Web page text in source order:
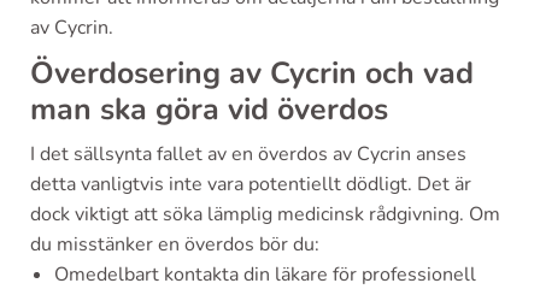
av Cycrin.
Överdosering av Cycrin och vad
man ska göra vid överdos
I det sällsynta fallet av en överdos av Cycrin anses
detta vanligtvis inte vara potentiellt dödligt. Det är
dock viktigt att söka lämplig medicinsk rådgivning. Om
du misstänker en överdos bör du:
Omedelbart kontakta din läkare för professionell